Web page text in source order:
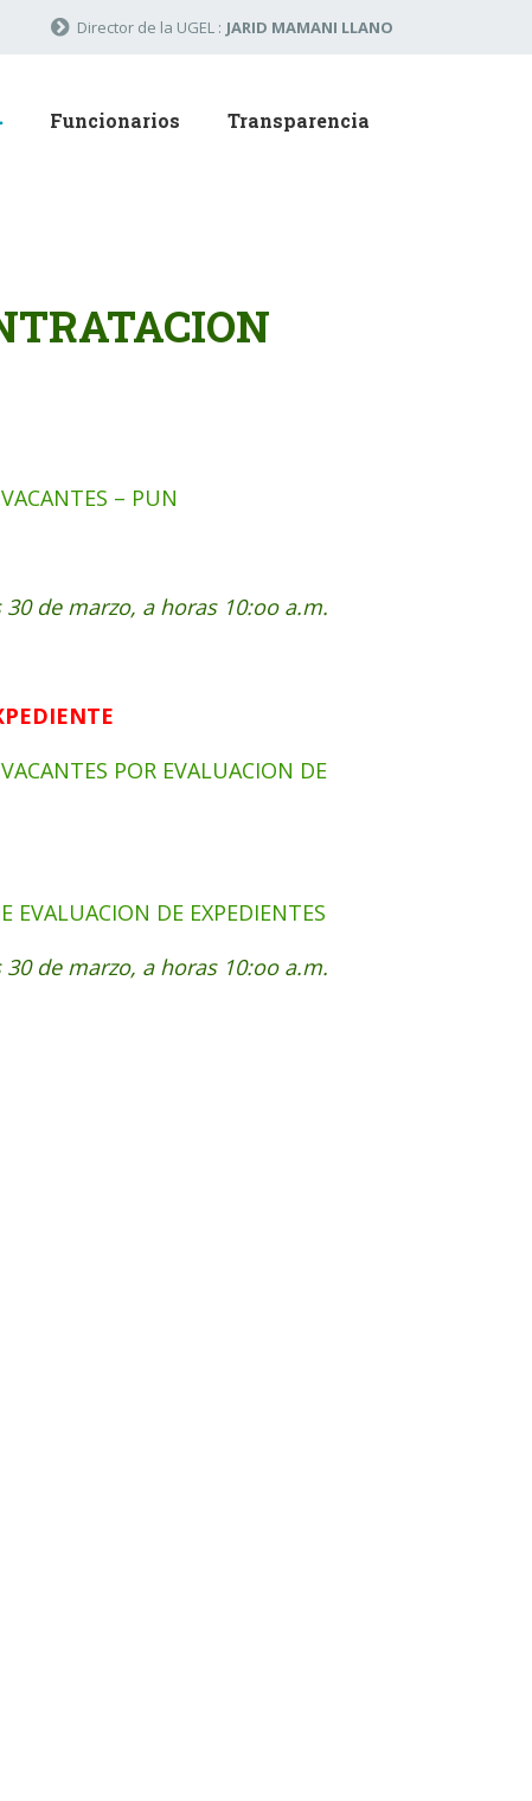
Director de la UGEL : JARID MAMANI LLANO
Funcionarios Transparencia
– PUN
de marzo, a horas 10:oo a.m.
POR EVALUACION DE
EVALUACION DE EXPEDIENTES
de marzo, a horas 10:oo a.m.